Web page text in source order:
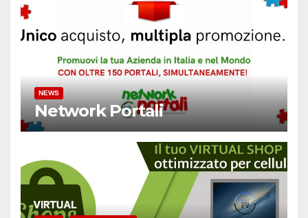
NEWS
Network Portali